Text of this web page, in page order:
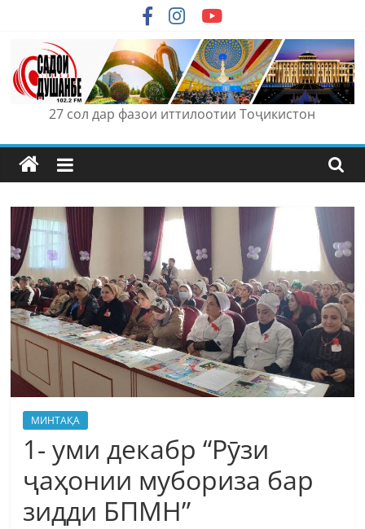
content
27 сол дар фазои иттилоотии Тоҷикистон
МИНТАҚА
1- уми декабр “Рӯзи
ҷаҳонии мубориза бар
зидди БПМН”